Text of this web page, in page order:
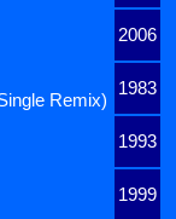
2006
1983
Remix)
1993
1999